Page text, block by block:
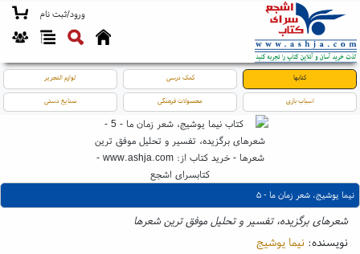
ورود/ثبت نام
کتابها کمک درسی لوازم التحریر
اسباب بازی محصولات فرهنگی صنایع دستی
نیما یوشیج، شعر زمان ما - ۵
شعرهای برگزیده، تفسیر و تحلیل موفق ترین شعرها
نویسنده: نیما یوشیج